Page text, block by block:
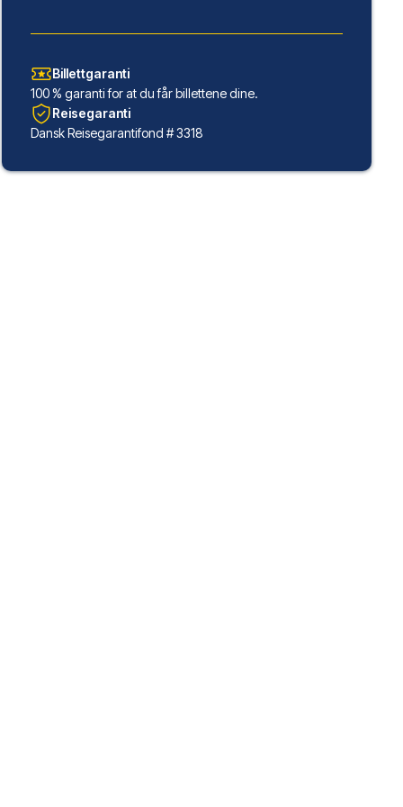
Billettgaranti
100 % garanti for at du får billettene dine.
Reisegaranti
Dansk Reisegarantifond # 3318